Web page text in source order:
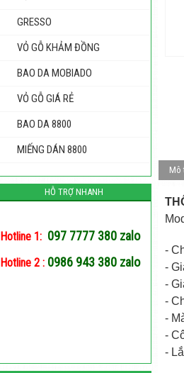
GRESSO
VỎ GỖ KHẢM ĐỒNG
BAO DA MOBIADO
VỎ GỖ GIÁ RẺ
BAO DA 8800
MIẾNG DÁN 8800
HỖ TRỢ NHANH
Hotline 1: 097 7777 380 zalo
Hotline 2 : 0986 943 380 zalo
Mô
-
-
-
-
-
-
-